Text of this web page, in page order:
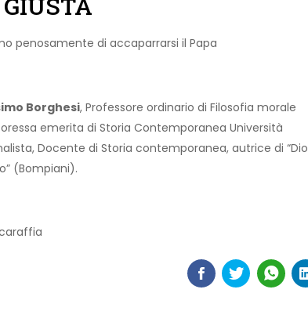
penosamente di accaparrarsi il Papa
Borghesi, Professore ordinario di Filosofia morale
emerita di Storia Contemporanea Università
Docente di Storia contemporanea, autrice di “Dio
(Bompiani).